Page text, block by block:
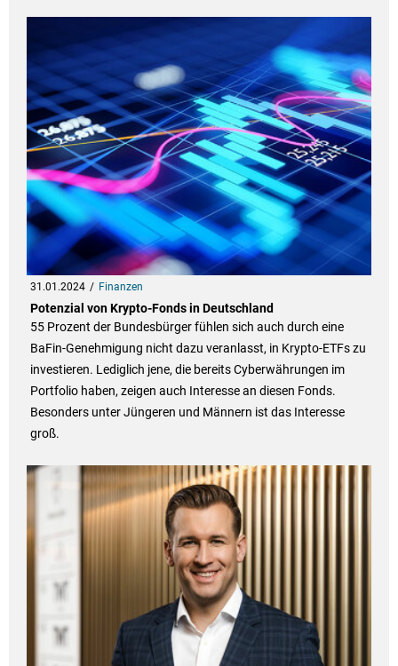
31.01.2024 Finanzen
Potenzial von Krypto-Fonds in Deutschland
55 Prozent der Bundesbürger fühlen sich auch durch eine
BaFin-Genehmigung nicht dazu veranlasst, in Krypto-ETFs zu
investieren. Lediglich jene, die bereits Cyberwährungen im
Portfolio haben, zeigen auch Interesse an diesen Fonds.
Besonders unter Jüngeren und Männern ist das Interesse
groß.